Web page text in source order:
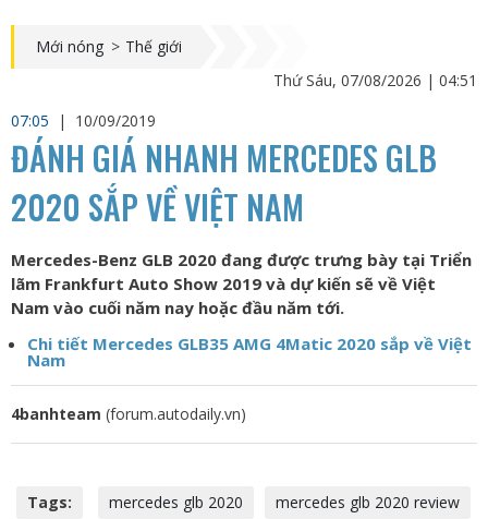
Mới nóng > Thế giới
Thứ Sáu, 07/08/2026 | 04:51
07:05
| 10/09/2019
ĐÁNH GIÁ NHANH MERCEDES GLB
2020 SẮP VỀ VIỆT NAM
Mercedes-Benz GLB 2020 đang được trưng bày tại Triển
lãm Frankfurt Auto Show 2019 và dự kiến sẽ về Việt
Nam vào cuối năm nay hoặc đầu năm tới.
Chi tiết Mercedes GLB35 AMG 4Matic 2020 sắp về Việt
Nam
4banhteam (forum.autodaily.vn)
Tags: mercedes glb 2020 mercedes glb 2020 review